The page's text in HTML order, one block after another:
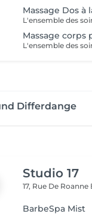
Massage Dos à
Massage corps
Differdange
Studio 17
17, Rue De Roanne
BarbeSpa Mist